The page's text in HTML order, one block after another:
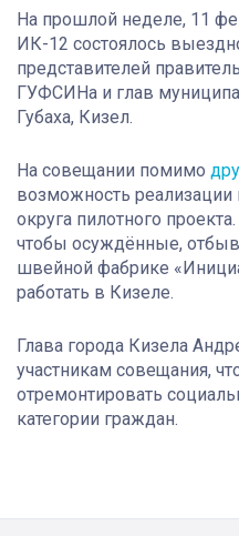
На прошлой неделе, 11
ИК-12 состоялось
представителей
ГУФСИНа и глав
Губаха, Кизел.
На совещании помимо
возможность реализации
округа пилотного
чтобы осуждённые,
швейной фабрике
работать в Кизеле.
Глава города Кизела
участникам совещания,
отремонтировать
категории граждан.